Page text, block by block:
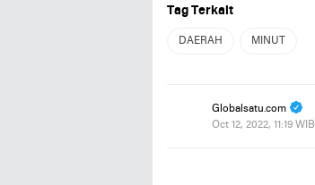
Tag Terkait
DAERAH MINUT
Globalsatu.com
Oct 12, 2022, 11:19 WIB